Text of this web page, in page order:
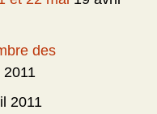
des
2011
2011